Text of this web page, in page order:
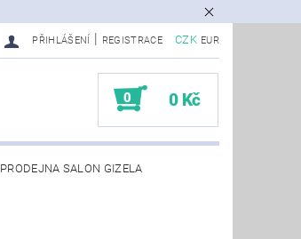
CZK EUR
PŘIHLÁŠENÍ REGISTRACE
0 0 Kč
PRODEJNA SALON GIZELA